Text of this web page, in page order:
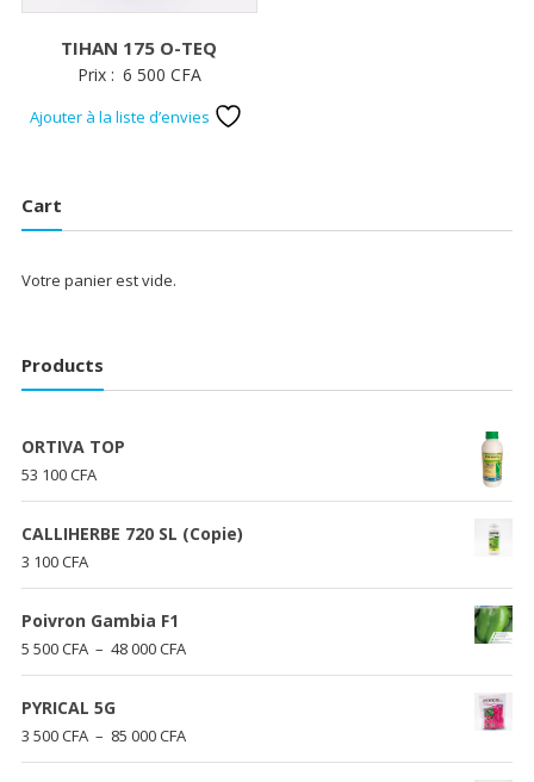
TIHAN 175 O-TEQ
Prix : 6 500 CFA
Ajouter à la liste d’envies
Cart
Votre panier est vide.
Products
ORTIVA TOP
53 100CFA
CALLIHERBE 720 SL (Copie)
3 100CFA
Poivron Gambia F1
5 500CFA – 48 000CFAPlage
de
500 CFA
PYRICAL 5G
3 500CFA – 85 000CFAPlage
de